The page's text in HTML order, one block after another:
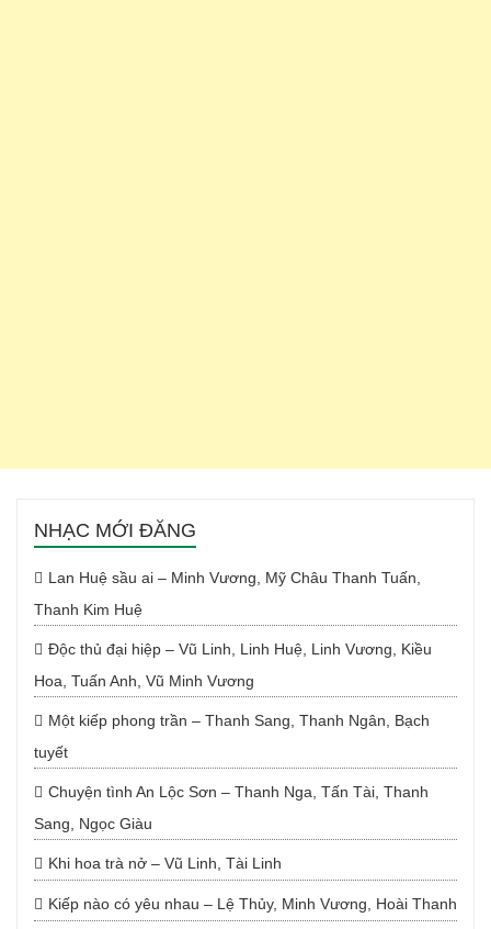
NHẠC MỚI ĐĂNG
Lan Huệ sầu ai – Minh Vương, Mỹ Châu Thanh Tuấn,
Thanh Kim Huệ
Độc thủ đại hiệp – Vũ Linh, Linh Huệ, Linh Vương, Kiều
Hoa, Tuấn Anh, Vũ Minh Vương
Một kiếp phong trần – Thanh Sang, Thanh Ngân, Bạch
tuyết
Chuyện tình An Lộc Sơn – Thanh Nga, Tấn Tài, Thanh
Sang, Ngọc Giàu
Khi hoa trà nở – Vũ Linh, Tài Linh
Kiếp nào có yêu nhau – Lệ Thủy, Minh Vương, Hoài Thanh